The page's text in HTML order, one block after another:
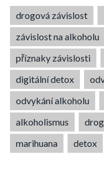
drogová závislost
závislost na alkoholu
příznaky závislosti
digitální detox
odvykání alkoholu
alkoholismus
marihuana
detox